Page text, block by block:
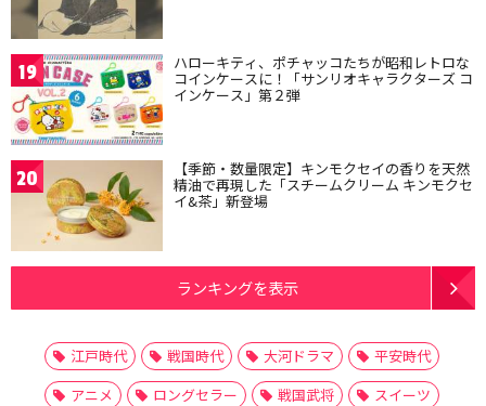
19 ハローキティ、ポチャッコたちが昭和レトロな
コインケースに！「サンリオキャラクターズ コ
インケース」第２弾
20 【季節・数量限定】キンモクセイの香りを天然
精油で再現した「スチームクリーム キンモクセ
イ&茶」新登場
ランキングを表示
江戸時代 戦国時代 大河ドラマ
平安時代
アニメ
ロングセラー 戦国武将
スイーツ